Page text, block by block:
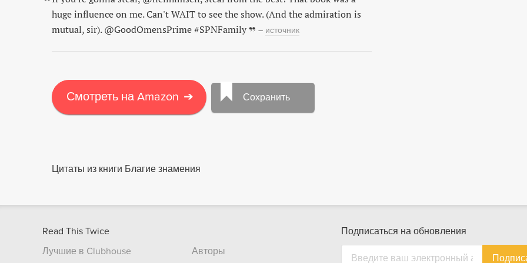
huge influence on me. Can't WAIT to see the show. (And the admiration is
mutual, sir). @GoodOmensPrime #SPNFamily
– источник
Смотреть на Amazon ➔ Сохранить
Цитаты из книги Благие знамения
Read This Twice
Лучшие в Clubhouse
Авторы
Подписаться на обновления